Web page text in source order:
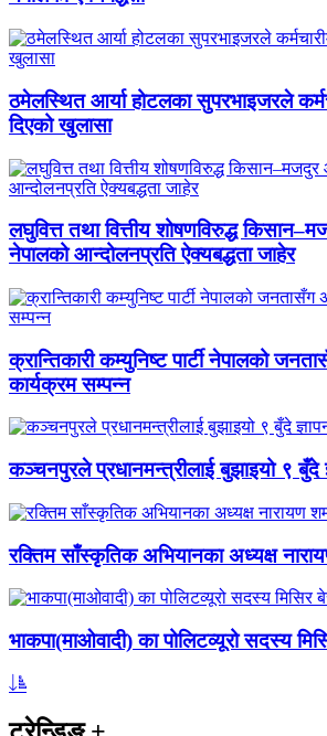
ठमेलस्थित आर्या होटलका सुपरभाइजरले
दिएको खुलासा
लघुवित्त तथा वित्तीय शोषणविरुद्ध
नेपालको आन्दोलनप्रति ऐक्यबद्धता जाहेर
क्रान्तिकारी कम्युनिष्ट पार्टी नेपालको
कार्यक्रम सम्पन्न
कञ्चनपुरले प्रधानमन्त्रीलाई बुझाइयो ९ बुँदे
रक्तिम साँस्कृतिक अभियानका अध्यक्ष
भाकपा(माओवादी) का पोलिटव्यूरो सदस्य